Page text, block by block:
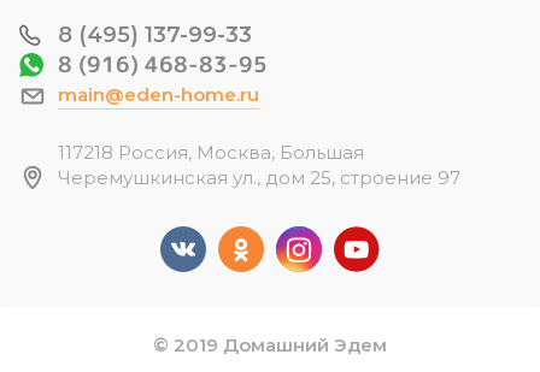
8 (495) 137-99-33
8 (916) 468-83-95
main@eden-home.ru
117218 Россия, Москва, Большая
Черемушкинская ул., дом 25, строение 97
© 2019 Домашний Эдем